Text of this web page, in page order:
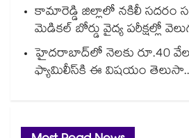
కామారెడ్డి జిల్లాలో నకిలీ సదరం
మెడికల్ బోర్డు వైద్య పరీక్షల్లో
హైదరాబాద్⁪లో నెలకు రూ.40
ఫ్యామిలీస్⁪కి ఈ విషయం